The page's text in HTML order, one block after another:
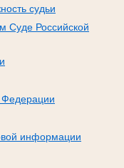
судьи
Суде Российской
Федерации
информации